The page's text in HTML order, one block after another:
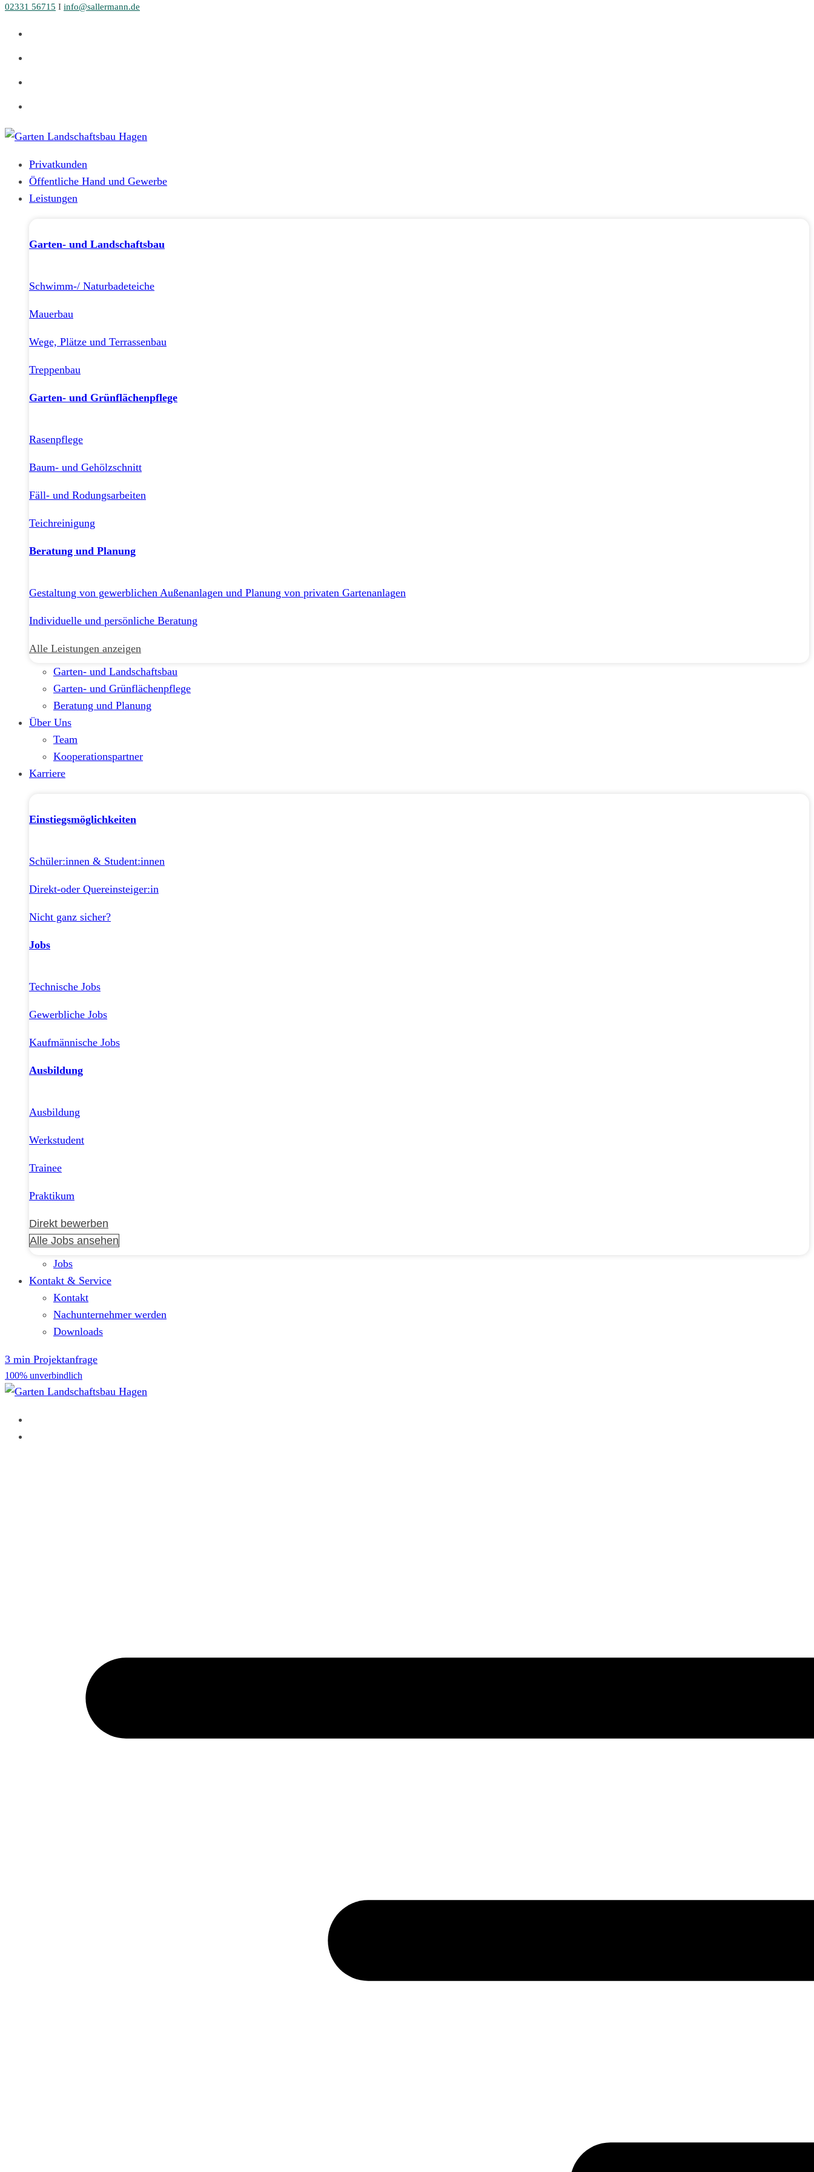
Zum
Inhalt
02331 56715 I info@sallermann.de
Privatkunden
Öffentliche Hand und Gewerbe
Leistungen
Garten- und Landschaftsbau
Schwimm-/ Naturbadeteiche
Mauerbau
Wege, Plätze und Terrassenbau
Treppenbau
Garten- und Grünflächenpflege
Rasenpflege
Baum- und Gehölzschnitt
Fäll- und Rodungsarbeiten
Teichreinigung
Beratung und Planung
Gestaltung von gewerblichen Außenanlagen und Planung von privaten Gartenanlagen
Individuelle und persönliche Beratung
Alle Leistungen anzeigen
Garten- und Landschaftsbau
Garten- und Grünflächenpflege
Beratung und Planung
Über Uns
Team
Kooperationspartner
Karriere
Einstiegsmöglichkeiten
Schüler:innen & Student:innen
Direkt-oder Quereinsteiger:in
Nicht ganz sicher?
Jobs
Technische Jobs
Gewerbliche Jobs
Kaufmännische Jobs
Ausbildung
Ausbildung
Werkstudent
Trainee
Praktikum
Direkt bewerben
Alle Jobs ansehen
Jobs
Kontakt & Service
Kontakt
Nachunternehmer werden
Downloads
3 min Projektanfrage
100% unverbindlich